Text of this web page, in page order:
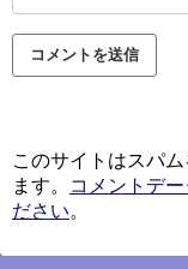
このサイトはスパ
ます。
コメントデ
ださい。